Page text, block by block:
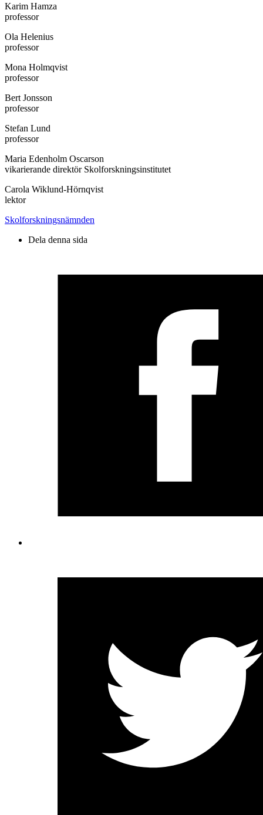
Karim Hamza
professor
Ola Helenius
professor
Mona Holmqvist
professor
Bert Jonsson
professor
Stefan Lund
professor
Maria Edenholm Oscarson
vikarierande direktör Skolforskningsinstitutet
Carola Wiklund-Hörnqvist
lektor
Skolforskningsnämnden
Dela denna sida